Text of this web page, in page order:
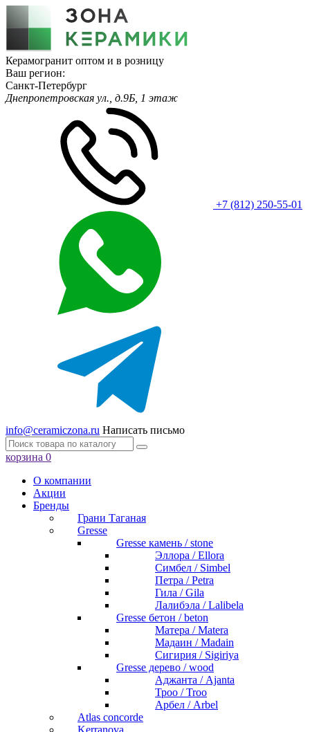
Керамогранит оптом и в розницу
Ваш регион:
Санкт-Петербург
Днепропетровская ул., д.9Б, 1 этаж
+7 (812) 250-55-01
info@ceramiczona.ru Написать письмо
корзина 0
О компании
Акции
Бренды
Грани Таганая
Gresse
Gresse камень / stone
Эллора / Ellora
Симбел / Simbel
Петра / Petra
Гила / Gila
Лалибэла / Lalibela
Gresse бетон / beton
Матера / Matera
Мадаин / Madain
Сигирия / Sigiriya
Gresse дерево / wood
Аджанта / Ajanta
Троо / Troo
Арбел / Arbel
Atlas concorde
Kerranova